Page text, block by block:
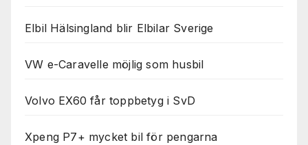
Elbil Hälsingland blir Elbilar Sverige
VW e-Caravelle möjlig som husbil
Volvo EX60 får toppbetyg i SvD
Xpeng P7+ mycket bil för pengarna